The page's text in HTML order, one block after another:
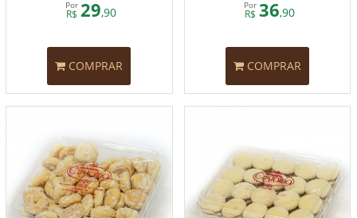
Por
R$ 29,90
COMPRAR
Por
R$ 36,90
COMPRAR